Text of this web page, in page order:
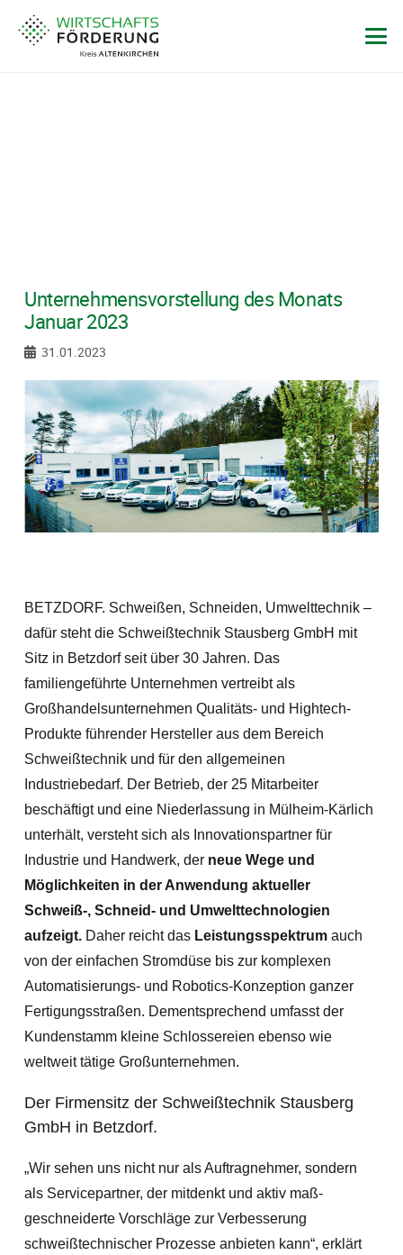
Unternehmensvorstellung des Monats
Januar 2023
31.01.2023
BETZDORF. Schweißen, Schneiden, Umwelttechnik –
dafür steht die Schweißtechnik Stausberg GmbH mit
Sitz in Betzdorf seit über 30 Jahren. Das
familiengeführte Unternehmen vertreibt als
Großhandelsunternehmen Qualitäts- und Hightech-
Produkte führender Hersteller aus dem Bereich
Schweißtechnik und für den allgemeinen
Industriebedarf. Der Betrieb, der 25 Mitarbeiter
beschäftigt und eine Niederlassung in Mülheim-Kärlich
unterhält, versteht sich als Innovationspartner für
Industrie und Handwerk, der neue Wege und
Möglichkeiten in der Anwendung aktueller
Schweiß-, Schneid- und Umwelttechnologien
aufzeigt. Daher reicht das Leistungsspektrum auch
von der einfachen Stromdüse bis zur komplexen
Automatisierungs- und Robotics-Konzeption ganzer
Fertigungsstraßen. Dementsprechend umfasst der
Kundenstamm kleine Schlossereien ebenso wie
weltweit tätige Großunternehmen.
Der Firmensitz der Schweißtechnik Stausberg
GmbH in Betzdorf.
„Wir sehen uns nicht nur als Auftragnehmer, sondern
als Servicepartner, der mitdenkt und aktiv maß­
geschneiderte Vorschläge zur Verbesserung
schweißtechnischer Prozesse anbieten kann“, erklärt